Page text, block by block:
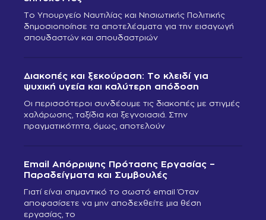
Το Υπουργείο Ναυτιλίας και Νησιωτικής Πολιτικής
δημοσιοποίησε τα αποτελέσματα για την εισαγωγή
σπουδαστών και σπουδαστριών
Διακοπές και ξεκούραση: Το κλειδί για
ψυχική υγεία και καλύτερη απόδοση
Οι περισσότεροι συνδέουμε τις διακοπές με στιγμές
χαλάρωσης, ταξίδια και ξεγνοιασιά. Στην
πραγματικότητα, όμως, αποτελούν
Email Απόρριψης Πρότασης Εργασίας –
Παραδείγματα και Συμβουλές
Γιατί είναι σημαντικό το σωστό email Όταν
αποφασίσετε να μην αποδεχθείτε μια θέση
εργασίας, το